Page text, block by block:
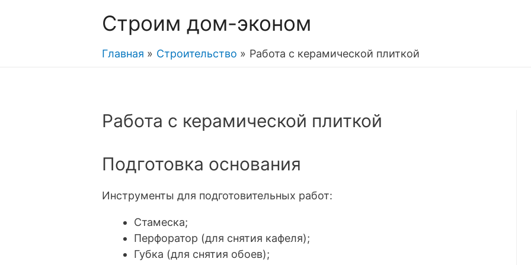
Строим дом-эконом
Главная Строительство Работа с керамической плиткой
Работа с керамической плиткой
Подготовка основания
Инструменты для подготовительных работ:
Стамеска;
Перфоратор (для снятия кафеля);
Губка (для снятия обоев);